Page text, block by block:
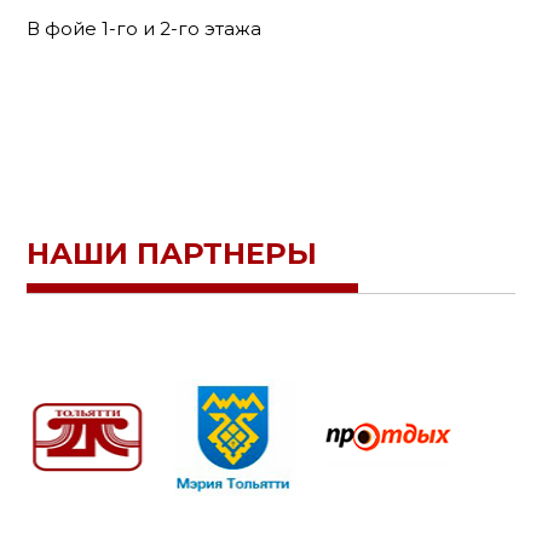
В фойе 1-го и 2-го этажа
НАШИ ПАРТНЕРЫ